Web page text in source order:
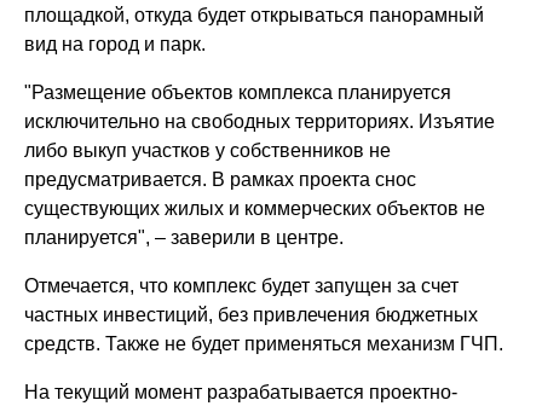
площадкой, откуда будет открываться панорамный
вид на город и парк.
"Размещение объектов комплекса планируется
исключительно на свободных территориях. Изъятие
либо выкуп участков у собственников не
предусматривается. В рамках проекта снос
существующих жилых и коммерческих объектов не
планируется", – заверили в центре.
Отмечается, что комплекс будет запущен за счет
частных инвестиций, без привлечения бюджетных
средств. Также не будет применяться механизм ГЧП.
На текущий момент разрабатывается проектно-